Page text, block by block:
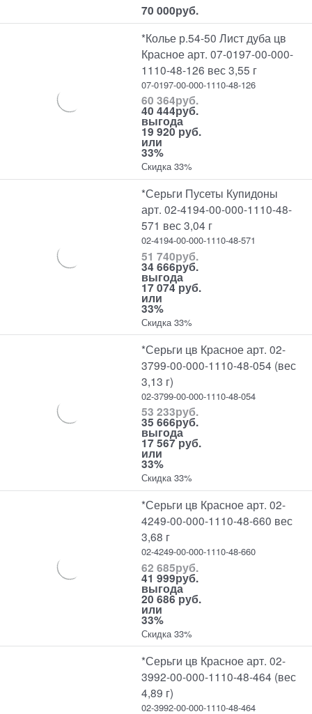
70 000руб.
*Колье р.54-50 Лист дуба цв
Красное арт. 07-0197-00-000-
1110-48-126 вес 3,55 г
07-0197-00-000-1110-48-126
60 364руб.
40 444руб.
выгода
19 920 руб.
или
33%
Скидка 33%
*Серьги Пусеты Купидоны
арт. 02-4194-00-000-1110-48-
571 вес 3,04 г
02-4194-00-000-1110-48-571
51 740руб.
34 666руб.
выгода
17 074 руб.
или
33%
Скидка 33%
*Серьги цв Красное арт. 02-
3799-00-000-1110-48-054 (вес
3,13 г)
02-3799-00-000-1110-48-054
53 233руб.
35 666руб.
выгода
17 567 руб.
или
33%
Скидка 33%
*Серьги цв Красное арт. 02-
4249-00-000-1110-48-660 вес
3,68 г
02-4249-00-000-1110-48-660
62 685руб.
41 999руб.
выгода
20 686 руб.
или
33%
Скидка 33%
*Серьги цв Красное арт. 02-
3992-00-000-1110-48-464 (вес
4,89 г)
02-3992-00-000-1110-48-464